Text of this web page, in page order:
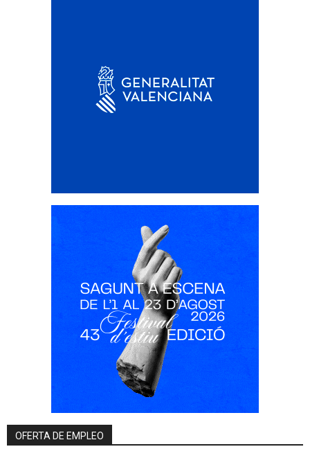
OFERTA DE EMPLEO